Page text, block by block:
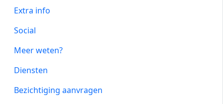
Extra info
Social
Meer weten?
Diensten
Bezichtiging aanvragen